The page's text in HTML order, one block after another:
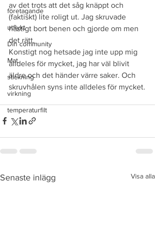
företagande
utflykt
Din community
Mat
stickning
virkning
temperaturfilt
av det trots att det såg knäppt och
(faktiskt) lite roligt ut. Jag skruvade
hastigt bort benen och gjorde om men
det rätt.
Konstigt nog hetsade jag inte upp mig
alldeles för mycket, jag har väl blivit
äldre och det händer värre saker. Och
skruvhålen syns inte alldeles för mycket.
Senaste inlägg Visa alla